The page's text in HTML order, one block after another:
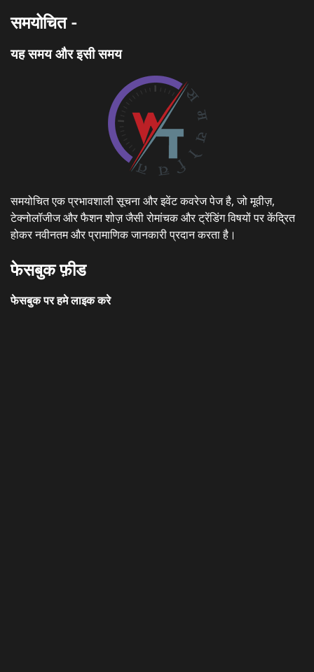
समयोचित -
यह समय और इसी समय
समयोचित एक प्रभावशाली सूचना और इवेंट कवरेज पेज है, जो मूवीज़,
टेक्नोलॉजीज और फैशन शोज़ जैसी रोमांचक और ट्रेंडिंग विषयों पर केंद्रित
होकर नवीनतम और प्रामाणिक जानकारी प्रदान करता है।
फेसबुक फ़ीड
फेसबुक पर हमे लाइक करे